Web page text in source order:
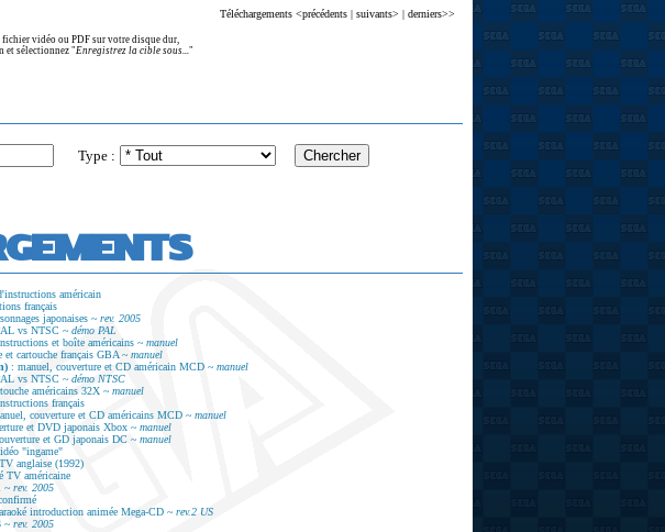
Téléchargements <précédents | suivants> | derniers>>
fichier vidéo ou PDF sur votre disque dur,
et sélectionnez "Enregistrez la cible sous..."
Type :
américain
français
japonaises ~ rev. 2005
vs NTSC ~ démo PAL
et boîte américains ~ manuel
cartouche français GBA ~ manuel
: manuel, couverture et CD américain MCD ~ manuel
vs NTSC ~ démo NTSC
américains 32X ~ manuel
français
couverture et CD américains MCD ~ manuel
et DVD japonais Xbox ~ manuel
et GD japonais DC ~ manuel
"ingame"
anglaise (1992)
TV américaine
~ rev. 2005
introduction animée Mega-CD ~ rev.2 US
~ rev. 2005